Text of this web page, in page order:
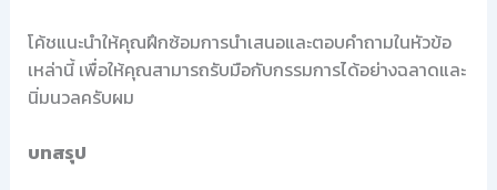
โค้ชแนะนำให้คุณฝึกซ้อมการนำเสนอและตอบคำถามในหัวข้อ
เหล่านี้ เพื่อให้คุณสามารถรับมือกับกรรมการได้อย่างฉลาดและ
นิ่มนวลครับผม
บทสรุป